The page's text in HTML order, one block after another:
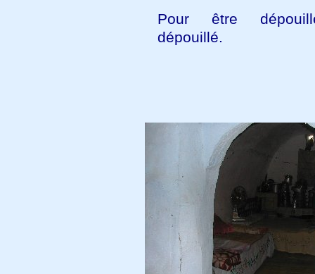
Pour être
dépouillé.